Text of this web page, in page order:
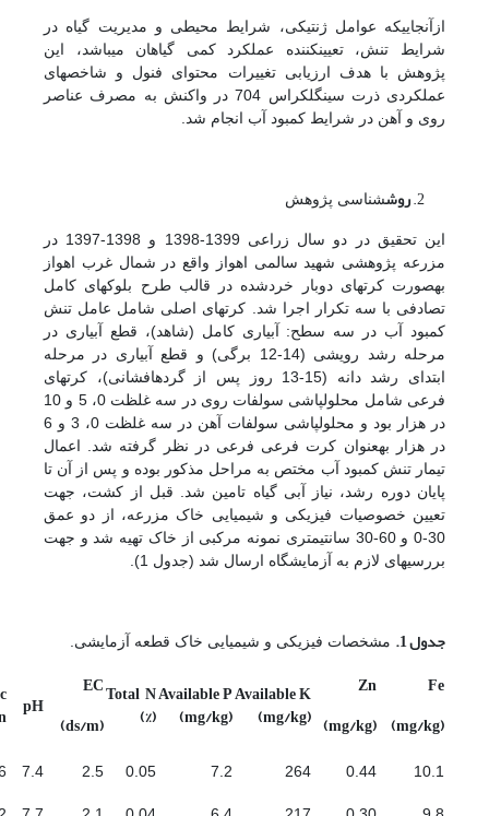
از­آنجایی­که عوامل ژنتیکی، شرایط محیطی و مدیریت گیاه در
شرایط تنش، تعیین­کننده عملکرد کمی گیاهان می­باشد، این
پژوهش با هدف ارزیابی تغییرات محتوای فنول و شاخص­های
عملکردی ذرت سینگل­کراس 704 در واکنش به مصرف عناصر
روی و آهن در شرایط کمبود آب انجام شد.
روش­شناسی پژوهش
این تحقیق در دو سال زراعی 1399-1398 و 1398-1397 در
مزرعه پژوهشی شهید سالمی اهواز واقع در شمال غرب اهواز
به­صورت کرت­های دوبار خرد­شده در قالب طرح بلوک­های کامل
تصادفی با سه تکرار اجرا شد. کرت­های اصلی شامل عامل تنش
کمبود آب در سه سطح: آبیاری کامل (شاهد)، قطع آبیاری در
مرحله رشد رویشی (14-12 برگی) و قطع آبیاری در مرحله
ابتدای رشد دانه (15-13 روز پس از گرده­افشانی)، کرت­های
فرعی شامل محلول­پاشی سولفات روی در سه غلظت 0، 5 و 10
در هزار بود و محلول­پاشی سولفات آهن در سه غلظت 0، 3 و 6
در هزار به­عنوان کرت فرعی فرعی در نظر گرفته شد. اعمال
تیمار تنش کمبود آب مختص به مراحل مذکور بوده و پس از آن تا
پایان دوره رشد، نیاز آبی گیاه تامین شد. قبل از کشت، جهت
تعیین خصوصیات فیزیکی و شیمیایی خاک مزرعه، از دو عمق
30-0 و 60-30 سانتی­متری نمونه مرکبی از خاک تهیه شد و جهت
بررسی­های لازم به آزمایشگاه ارسال شد (جدول 1).
جدول 1. مشخصات فیزیکی و شیمیایی خاک قطعه آزمایشی.
Fe
(mg/kg)
Zn
(mg/kg)
Available K
(mg/kg)
Available P
(mg/kg)
Total N
(%)
EC
(ds/m)
pH
10.1
0.44
264
7.2
0.05
2.5
7.4